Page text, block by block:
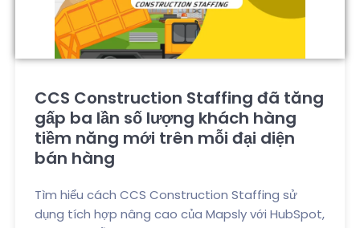
CCS Construction Staffing đã tăng
gấp ba lần số lượng khách hàng
tiềm năng mới trên mỗi đại diện
bán hàng
Tìm hiểu cách CCS Construction Staffing sử
dụng tích hợp nâng cao của Mapsly với HubSpot,